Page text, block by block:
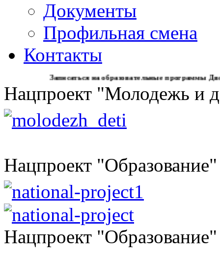
Документы
Профильная смена
Контакты
Записаться на образовательные программы Дворца
Нацпроект "Молодежь и
Нацпроект "Образование"
Нацпроект "Образование"